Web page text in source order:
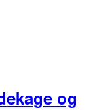
og